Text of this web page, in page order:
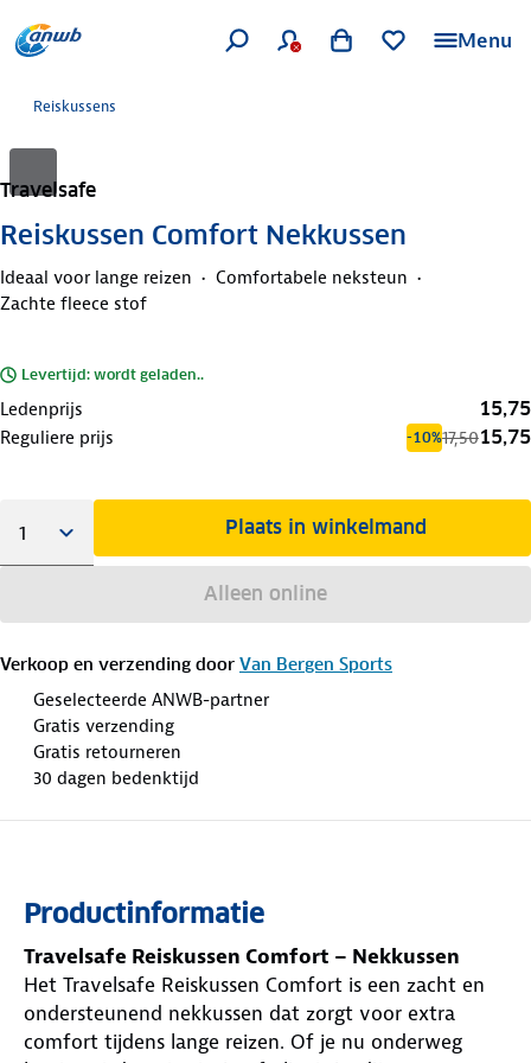
Menu
Reiskussens
Travelsafe
Reiskussen Comfort Nekkussen
Ideaal voor lange reizen
Comfortabele neksteun
Zachte fleece stof
Levertijd: wordt geladen..
Ledenprijs 15,75
Reguliere prijs -10%17,5015,75
Plaats in winkelmand
Alleen online
Verkoop en verzending door Van Bergen Sports
Geselecteerde ANWB-partner
Gratis verzending
Gratis retourneren
30 dagen bedenktijd
Productinformatie
Travelsafe Reiskussen Comfort – Nekkussen
Het Travelsafe Reiskussen Comfort is een zacht en
ondersteunend nekkussen dat zorgt voor extra
comfort tijdens lange reizen. Of je nu onderweg